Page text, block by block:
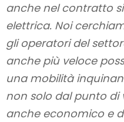
anche nel contratto
elettrica. Noi
gli operatori del
anche più veloce
una mobilità
non solo dal punto
anche economico e